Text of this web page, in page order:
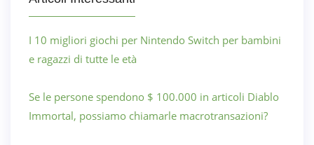
I 10 migliori giochi per Nintendo Switch per bambini
e ragazzi di tutte le età
Se le persone spendono $ 100.000 in articoli Diablo
Immortal, possiamo chiamarle macrotransazioni?